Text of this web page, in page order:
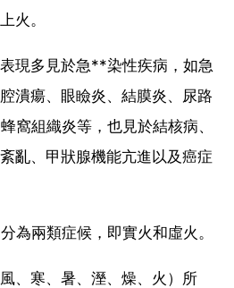
火。
現多見於急**染性疾病，如急
潰瘍、眼瞼炎、結膜炎、尿路
窩組織炎等，也見於結核病、
亂、甲狀腺機能亢進以及癌症
為兩類症候，即實火和虛火。
、寒、暑、溼、燥、火）所